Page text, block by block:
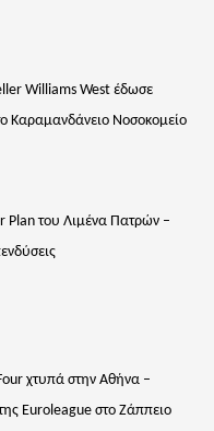
Williams West έδωσε
Καραμανδάνειο Νοσοκομείο
Plan του Λιμένα Πατρών –
χτυπά στην Αθήνα –
Euroleague στο Ζάππειο